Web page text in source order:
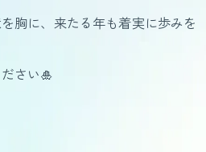
胸に、来たる年も着実に歩みを
さい🎍